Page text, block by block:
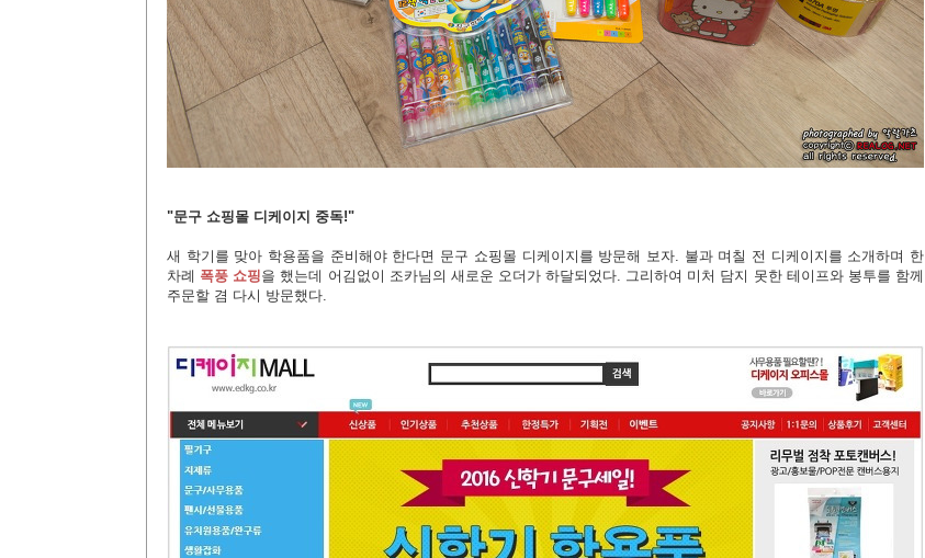
"문구 쇼핑몰 디케이지 중독!"
새 학기를 맞아 학용품을 준비해야 한다면 문구 쇼핑몰 디케이지를 방문해 보자. 불과 며칠 전 디케이지를 소개하며 한
차례 폭풍 쇼핑을 했는데 어김없이 조카님의 새로운 오더가 하달되었다. 그리하여 미처 담지 못한 테이프와 봉투를 함께
주문할 겸 다시 방문했다.